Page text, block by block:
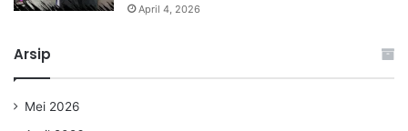
April 4, 2026
Arsip
Mei 2026